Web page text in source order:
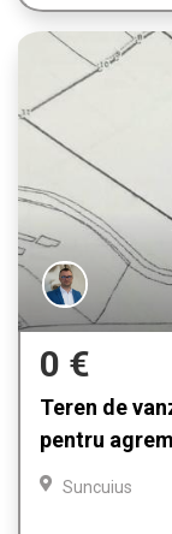
0 €
Teren de
pentru
Suncuius